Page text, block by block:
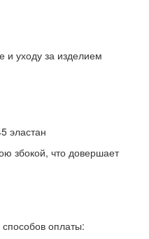
и уходу за изделием
эластан
збокой, что довершает
оплаты: